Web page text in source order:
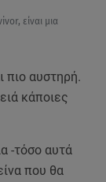
είναι μια
πιο αυστηρή.
κάποιες
-τόσο αυτά
που θα